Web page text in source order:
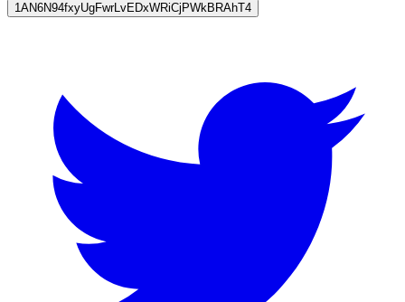
1AN6N94fxyUgFwrLvEDxWRiCjPWkBRAhT4